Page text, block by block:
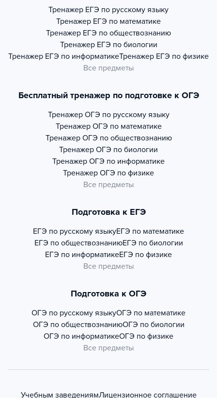
Тренажер ЕГЭ по русскому языку
Тренажер ЕГЭ по математике
Тренажер ЕГЭ по обществознанию
Тренажер ЕГЭ по биологии
Тренажер ЕГЭ по информатикеТренажер ЕГЭ по физике
Все предметы
Бесплатный тренажер по подготовке к ОГЭ
Тренажер ОГЭ по русскому языку
Тренажер ОГЭ по математике
Тренажер ОГЭ по обществознанию
Тренажер ОГЭ по биологии
Тренажер ОГЭ по информатике
Тренажер ОГЭ по физике
Все предметы
Подготовка к ЕГЭ
ЕГЭ по русскому языкуЕГЭ по математике
ЕГЭ по обществознаниюЕГЭ по биологии
ЕГЭ по информатикеЕГЭ по физике
Все предметы
Подготовка к ОГЭ
ОГЭ по русскому языкуОГЭ по математике
ОГЭ по обществознаниюОГЭ по биологии
ОГЭ по информатикеОГЭ по физике
Все предметы
Учебным заведениямЛицензионное соглашение